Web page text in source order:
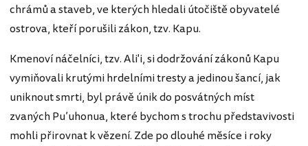
chrámů a staveb, ve kterých hledali útočiště obyvatelé
ostrova, kteří porušili zákon, tzv. Kapu.
Kmenoví náčelníci, tzv. Ali'i, si dodržování zákonů Kapu
vymiňovali krutými hrdelními tresty a jedinou šancí, jak
uniknout smrti, byl právě únik do posvátných míst
zvaných Pu’uhonua, které bychom s trochu představivosti
mohli přirovnat k vězení. Zde po dlouhé měsíce i roky